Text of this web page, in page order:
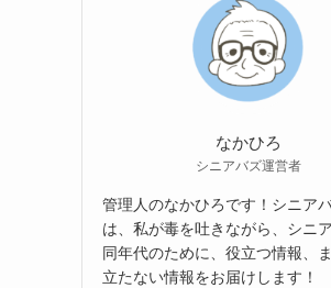
なかひろ
シニアバズ運営者
管理人のなかひろです！シニア
は、私が毒を吐きながら、シニ
同年代のために、役立つ情報、
立たない情報をお届けします！